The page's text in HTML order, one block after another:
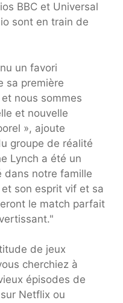
BBC et Universal
sont en train de
un favori
sa première
nous sommes
et nouvelle
», ajoute
groupe de réalité
Lynch a été un
dans notre famille
son esprit vif et sa
le match parfait
de jeux
cherchiez à
épisodes de
sur Netflix ou